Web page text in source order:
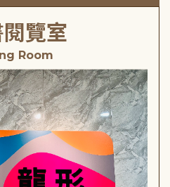
覽室
Room